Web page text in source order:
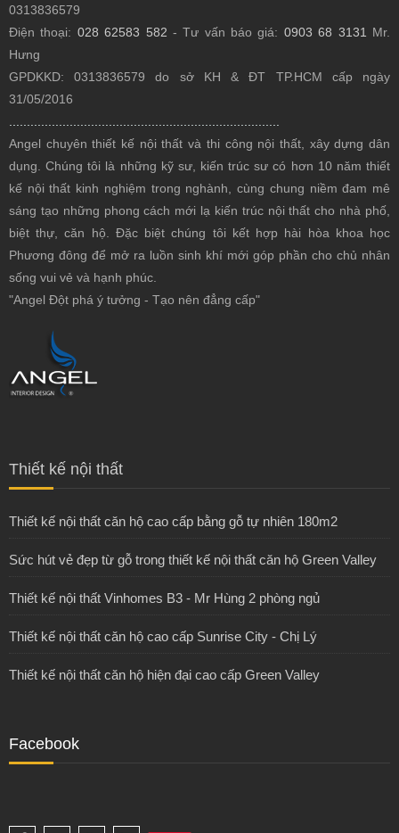
0313836579
Điện thoại: 028 62583 582 - Tư vấn báo giá: 0903 68 3131 Mr.
Hưng
GPDKKD: 0313836579 do sở KH & ĐT TP.HCM cấp ngày
31/05/2016
............................................................................
Angel chuyên thiết kế nội thất và thi công nội thất, xây dựng dân
dụng. Chúng tôi là những kỹ sư, kiến trúc sư có hơn 10 năm thiết
kế nội thất kinh nghiệm trong nghành, cùng chung niềm đam mê
sáng tạo những phong cách mới lạ kiến trúc nội thất cho nhà phố,
biệt thự, căn hộ. Đặc biệt chúng tôi kết hợp hài hòa khoa học
Phương đông để mở ra luồn sinh khí mới góp phần cho chủ nhân
sống vui vẻ và hạnh phúc.
"Angel Đột phá ý tưởng - Tạo nên đẳng cấp"
Thiết kế nội thất
Thiết kế nội thất căn hộ cao cấp bằng gỗ tự nhiên 180m2
Sức hút vẻ đẹp từ gỗ trong thiết kế nội thất căn hộ Green Valley
Thiết kế nội thất Vinhomes B3 - Mr Hùng 2 phòng ngủ
Thiết kế nội thất căn hộ cao cấp Sunrise City - Chị Lý
Thiết kế nội thất căn hộ hiện đại cao cấp Green Valley
Facebook